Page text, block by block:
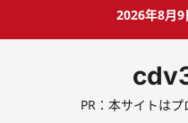
2026年8月9
PR：本サイトは